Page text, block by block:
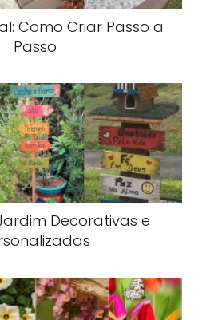
Como Criar Passo a
Passo
Decorativas e